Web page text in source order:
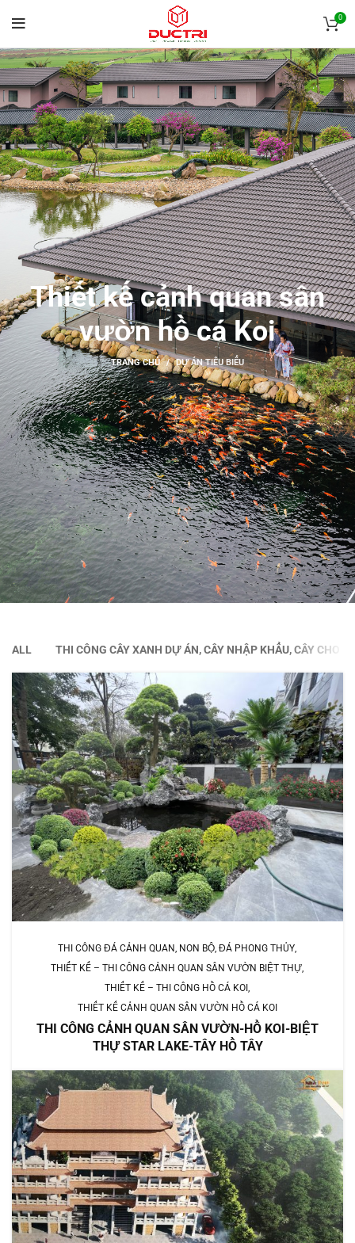
0
Thiết kế cảnh quan sân
vườn hồ cá Koi
TRANG CHỦ DỰ ÁN TIÊU BIỂU
ALL THI CÔNG CÂY XANH DỰ ÁN, CÂY NHẬP KHẨU, CÂY CHO
THI CÔNG ĐÁ CẢNH QUAN, NON BỘ, ĐÁ PHONG THỦY
THIẾT KẾ – THI CÔNG CẢNH QUAN SÂN VƯỜN BIỆT THỰ
THIẾT KẾ – THI CÔNG HỒ CÁ KOI
THIẾT KẾ CẢNH QUAN SÂN VƯỜN HỒ CÁ KOI
THI CÔNG CẢNH QUAN SÂN VƯỜN-HỒ KOI-BIỆT
THỰ STAR LAKE-TÂY HỒ TÂY